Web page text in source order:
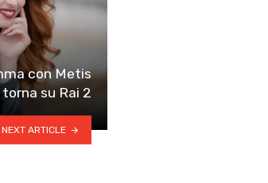
con Metis
su Rai 2
NEXT ARTICLE